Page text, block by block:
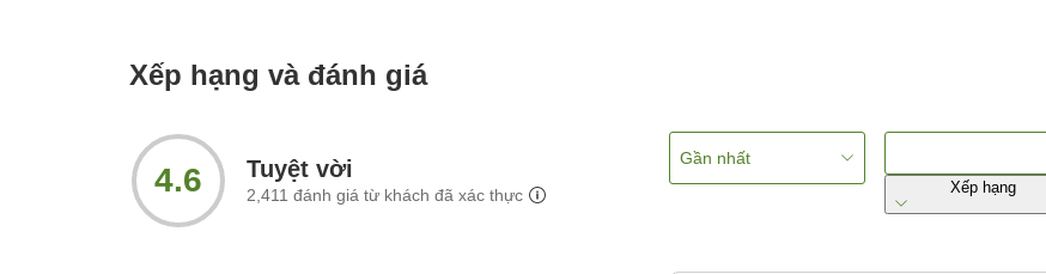
Xếp hạng và đánh giá
4.6 Tuyệt vời
2,411 đánh giá từ khách đã xác thực
Gần nhất
Xếp hạng